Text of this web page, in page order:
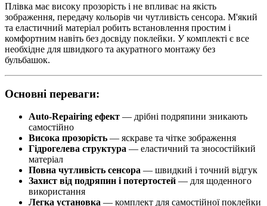
Плівка має високу прозорість і не впливає на якість
зображення, передачу кольорів чи чутливість сенсора. М'який
та еластичний матеріал робить встановлення простим і
комфортним навіть без досвіду поклейки. У комплекті є все
необхідне для швидкого та акуратного монтажу без
бульбашок.
Основні переваги:
Auto-Repairing ефект — дрібні подряпини зникають
самостійно
Висока прозорість — яскраве та чітке зображення
Гідрогелева структура — еластичний та зносостійкий
матеріал
Повна чутливість сенсора — швидкий і точний відгук
Захист від подряпин і потертостей — для щоденного
використання
Легка установка — комплект для самостійної поклейки